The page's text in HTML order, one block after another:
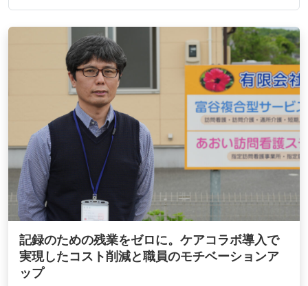
記録のための残業をゼロに。ケアコラボ導入で
実現したコスト削減と職員のモチベーションア
ップ